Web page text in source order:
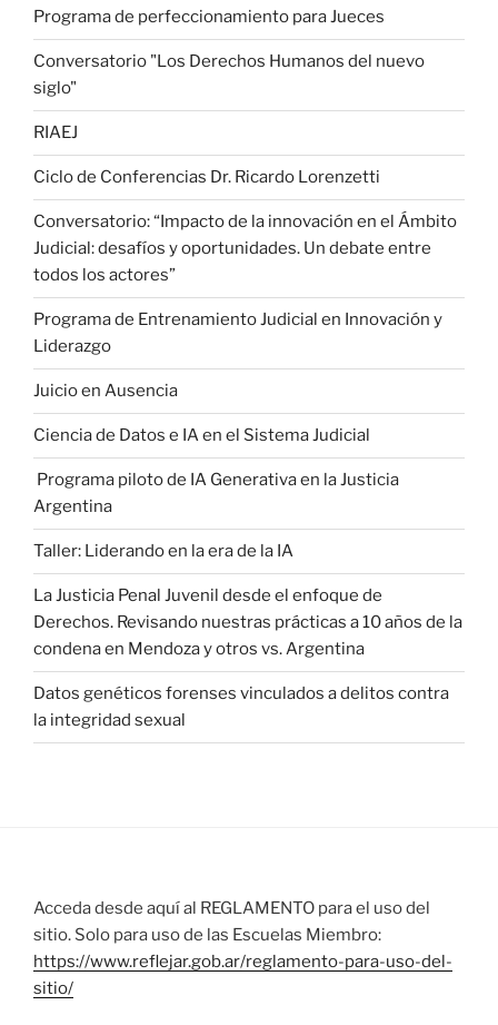
Programa de perfeccionamiento para Jueces
Conversatorio "Los Derechos Humanos del nuevo
siglo"
RIAEJ
Ciclo de Conferencias Dr. Ricardo Lorenzetti
Conversatorio: “Impacto de la innovación en el Ámbito
Judicial: desafíos y oportunidades. Un debate entre
todos los actores”
Programa de Entrenamiento Judicial en Innovación y
Liderazgo
Juicio en Ausencia
Ciencia de Datos e IA en el Sistema Judicial
Programa piloto de IA Generativa en la Justicia
Argentina
Taller: Liderando en la era de la IA
La Justicia Penal Juvenil desde el enfoque de
Derechos. Revisando nuestras prácticas a 10 años de la
condena en Mendoza y otros vs. Argentina
Datos genéticos forenses vinculados a delitos contra
la integridad sexual
Acceda desde aquí al REGLAMENTO para el uso del
sitio. Solo para uso de las Escuelas Miembro:
https://www.reflejar.gob.ar/reglamento-para-uso-del-
sitio/